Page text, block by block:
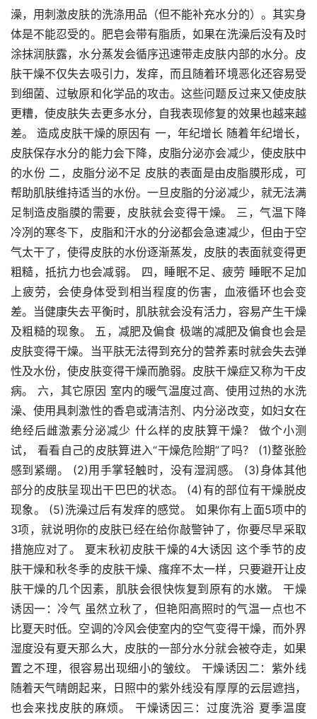
澡，用刺激皮肤的洗涤用品（但不能补充水分的）。其实身
体是不能忍受的。肥皂会带有脂质，如果在洗澡后没有及时
涂抹润肤露，水分蒸发会循序迅速带走皮肤内部的水分。皮
肤干燥不仅失去吸引力，发痒，而且随着环境恶化还容易受
到细菌、过敏原和化学品的攻击。这些问题反过来又使皮肤
更糟，使皮肤失去更多水分，自我表现修复的效果也越来越
差。 造成皮肤干燥的原因有 一，年纪增长 随着年纪增长，
皮肤保存水分的能力会下降，皮脂分泌亦会减少，使皮肤中
的水份 二，皮脂分泌不足 皮肤的表面是由皮脂膜形成，可
帮助肌肤维持适当的水份。一旦皮脂的分泌减少，就无法满
足制造皮脂膜的需要，皮肤就会变得干燥。 三，气温下降
冷冽的寒冬下，皮脂和汗水的分泌都会急速减少，但由于空
气太干了，使得皮肤的水份逐渐蒸发，皮肤的表面就变得更
粗糙，抵抗力也会减弱。 四，睡眠不足、疲劳 睡眠不足加
上疲劳，会使身体受到相当程度的伤害，血液循环也会变
差。当健康失去平衡时，肌肤就会没有活力，容易产生干燥
及粗糙的现象。 五，减肥及偏食 极端的减肥及偏食也会是
皮肤变得干燥。当平肤无法得到充分的营养素时就会失去弹
性及水份，使皮肤变得干燥而脆弱。皮肤干燥症又称为干皮
病。 六，其它原因 室内的暖气温度过高、使用过热的水洗
澡、使用具刺激性的香皂或清洁剂、内分泌改变，如妇女在
绝经后雌激素分泌减少 什么样的皮肤算干燥？ 做个小测
试， 看看自己的皮肤算进入“干燥危险期”了吗？ (1)整张脸
感到紧绷。 (2)用手掌轻触时，没有湿润感。 (3)身体其他
部分的皮肤呈现出干巴巴的状态。 (4)有的部位有干燥脱皮
现象。 (5)洗澡过后有发痒的感觉。 如果你有上面5项中的
3项，就说明你的皮肤已经在给你敲警钟了，你要尽早采取
措施应对了。 夏末秋初皮肤干燥的4大诱因 这个季节的皮
肤干燥和秋冬季的皮肤干燥、瘙痒不太一样，只要避开让皮
肤干燥的几个因素，肌肤会很快恢复到原有的水嫩。 干燥
诱因一：冷气 虽然立秋了，但艳阳高照时的气温一点也不
比夏天时低。空调的冷风会使室内的空气变得干燥，而外界
湿度没有夏天那么大，皮肤的一部分水分就会被夺走，如果
置之不理，很容易出现细小的皱纹。 干燥诱因二：紫外线
随着天气晴朗起来，日照中的紫外线没有厚厚的云层遮挡，
也会来找皮肤的麻烦。 干燥诱因三：过度洗浴 夏季温度